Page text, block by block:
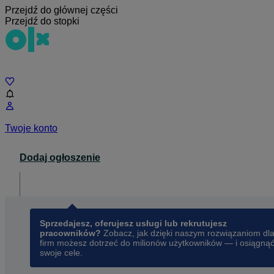
Przejdź do głównej części
Przejdź do stopki
Twoje konto
Dodaj ogłoszenie
Sprzedajesz, oferujesz usługi lub rekrutujesz
pracowników? Zobacz, jak dzięki naszym rozwiązaniom dla
firm możesz dotrzeć do milionów użytkowników — i osiągnąć
swoje cele.